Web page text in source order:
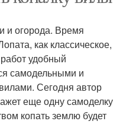
и огорода. Время
как классическое,
удобный
самодельными и
Сегодня автор
еще одну самоделку
копать землю будет